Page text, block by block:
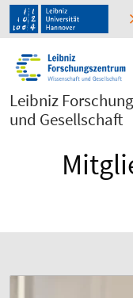
Leibniz
und Gesellschaft